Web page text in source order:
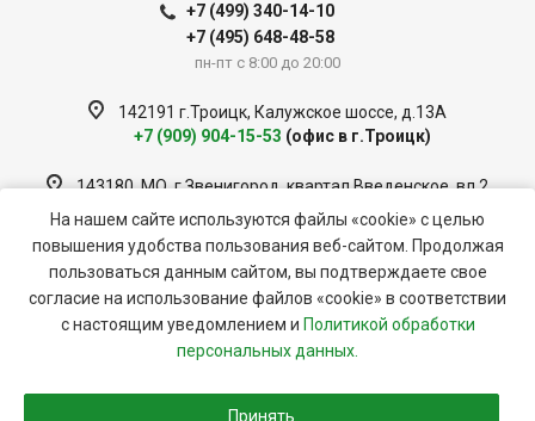
+7 (499) 340-14-10
+7 (495) 648-48-58
пн-пт с 8:00 до 20:00
142191 г.Троицк, Калужское шоссе, д.13А
+7 (909) 904-15-53 (офис в г.Троицк)
143180, МО, г.Звенигород, квартал Введенское, вл 2
+7 (909) 951-33-56
(офис в г.Звенигород)
info@tsk-sistema.ru
© 2026 ООО «Строительная Система»
Политика обработки персональных данных
На нашем сайте используются файлы «cookie» с целью
повышения удобства пользования веб-сайтом. Продолжая
пользоваться данным сайтом, вы подтверждаете свое
согласие на использование файлов «cookie» в соответствии
с настоящим уведомлением и Политикой обработки
персональных данных.
Принять